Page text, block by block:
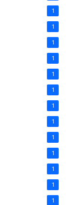
1
1
1
1
1
1
1
1
1
1
1
1
1